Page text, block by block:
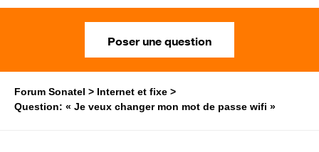
Poser une question
Forum Sonatel
Internet et fixe
Question: « Je veux changer mon mot de passe wifi »